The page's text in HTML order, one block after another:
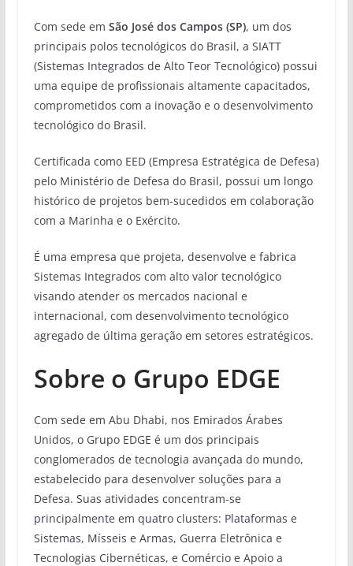
Com sede em São José dos Campos (SP), um dos
principais polos tecnológicos do Brasil, a SIATT
(Sistemas Integrados de Alto Teor Tecnológico) possui
uma equipe de profissionais altamente capacitados,
comprometidos com a inovação e o desenvolvimento
tecnológico do Brasil.
Certificada como EED (Empresa Estratégica de Defesa)
pelo Ministério de Defesa do Brasil, possui um longo
histórico de projetos bem-sucedidos em colaboração
com a Marinha e o Exército.
É uma empresa que projeta, desenvolve e fabrica
Sistemas Integrados com alto valor tecnológico
visando atender os mercados nacional e
internacional, com desenvolvimento tecnológico
agregado de última geração em setores estratégicos.
Sobre o Grupo EDGE
Com sede em Abu Dhabi, nos Emirados Árabes
Unidos, o Grupo EDGE é um dos principais
conglomerados de tecnologia avançada do mundo,
estabelecido para desenvolver soluções para a
Defesa. Suas atividades concentram-se
principalmente em quatro clusters: Plataformas e
Sistemas, Mísseis e Armas, Guerra Eletrônica e
Tecnologias Cibernéticas, e Comércio e Apoio a